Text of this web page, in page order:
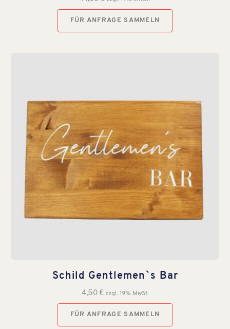
FÜR ANFRAGE SAMMELN
Schild Gentlemen`s Bar
4,50 € zzgl. 19% MwSt.
FÜR ANFRAGE SAMMELN